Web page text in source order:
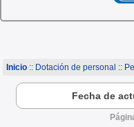
Inicio :: Dotación de personal ::
Fecha de